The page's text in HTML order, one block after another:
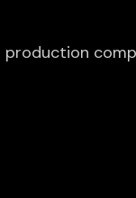
production